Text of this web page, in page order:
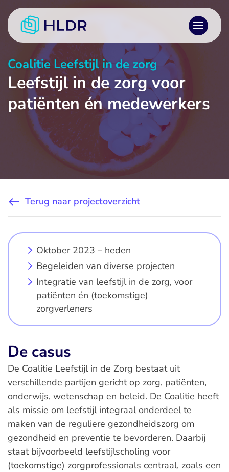
Coalitie Leefstijl in de zorg
Leefstijl in de zorg voor
patiënten én medewerkers
Terug naar projectoverzicht
Oktober 2023 – heden
Begeleiden van diverse projecten
Integratie van leefstijl in de zorg, voor
patiënten én (toekomstige)
zorgverleners
De casus
De Coalitie Leefstijl in de Zorg bestaat uit
verschillende partijen gericht op zorg, patiënten,
onderwijs, wetenschap en beleid. De Coalitie heeft
als missie om leefstijl integraal onderdeel te
maken van de reguliere gezondheidszorg om
gezondheid en preventie te bevorderen. Daarbij
staat bijvoorbeeld leefstijlscholing voor
(toekomstige) zorgprofessionals centraal, zoals een